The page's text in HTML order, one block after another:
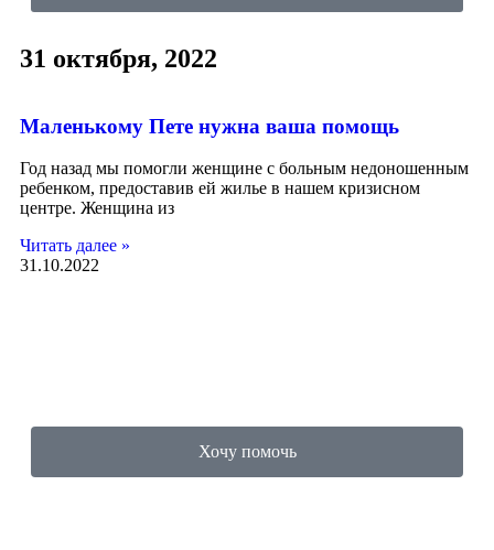
31 октября, 2022
Маленькому Пете нужна ваша помощь
Год назад мы помогли женщине с больным недоношенным
ребенком, предоставив ей жилье в нашем кризисном
центре. Женщина из
Читать далее »
31.10.2022
Хочу помочь